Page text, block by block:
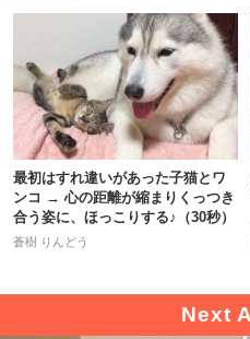
最初はすれ違いがあった子猫とワ
ンコ → 心の距離が縮まりくっつき
合う姿に、ほっこりする♪（30秒）
蒼樹 りんどう